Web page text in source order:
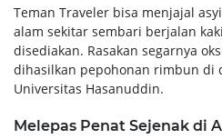
Teman Traveler bisa menjajal
alam sekitar sembari berjalan
disediakan. Rasakan segarnya
dihasilkan pepohonan rimbun di
Universitas Hasanuddin.
Melepas Penat Sejenak di